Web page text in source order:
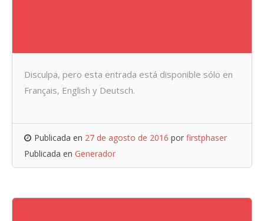
Disculpa, pero esta entrada está disponible sólo en
Français, English y Deutsch.
Publicada en 27 de agosto de 2016 por firstphaser
Publicada en Generador